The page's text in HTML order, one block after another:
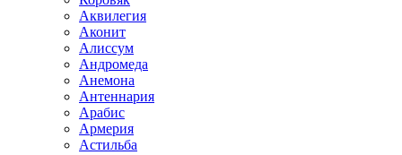
Аквилегия
Аконит
Алиссум
Андромеда
Анемона
Антеннария
Арабис
Армерия
Астильба